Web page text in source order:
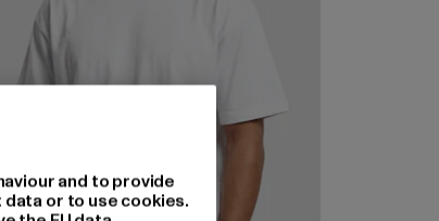
and to provide
or to use cookies.